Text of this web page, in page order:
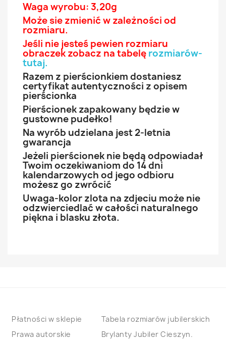
Waga wyrobu: 3,20g
Może sie zmienić w zależności od
rozmiaru.
Jeśli nie jesteś pewien rozmiaru
obraczek zobacz na tabelę rozmiarów-
tutaj.
Razem z pierścionkiem dostaniesz
certyfikat autentyczności z opisem
pierścionka
Pierścionek zapakowany będzie w
gustowne pudełko!
Na wyrób udzielana jest 2-letnia
gwarancja
Jeżeli pierścionek nie będą odpowiadał
Twoim oczekiwaniom do 14 dni
kalendarzowych od jego odbioru
możesz go zwrócić
Uwaga-kolor zlota na zdjeciu może nie
odzwierciedlać w całości naturalnego
piękna i blasku złota.
Płatności w sklepie
Prawa autorskie
Tabela rozmiarów jubilerskich
Brylanty Jubiler Cieszyn.